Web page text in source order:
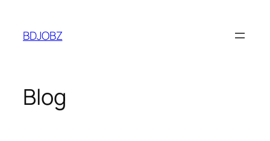
content
BDJOBZ
Blog